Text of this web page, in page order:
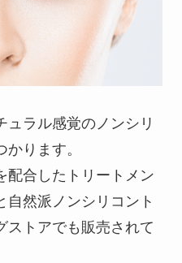
ュラル感覚のノンシリ
ります。
配合したトリートメン
自然派ノンシリコント
ストアでも販売されて